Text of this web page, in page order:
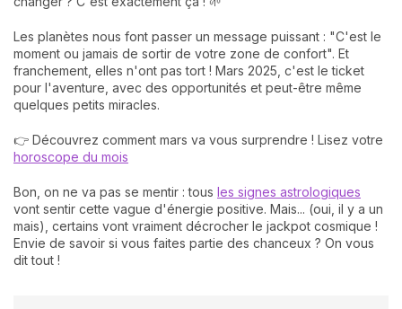
Les planètes nous font passer un message puissant : "C'est le
moment ou jamais de sortir de votre zone de confort". Et
franchement, elles n'ont pas tort ! Mars 2025, c'est le ticket
pour l'aventure, avec des opportunités et peut-être même
quelques petits miracles.
👉 Découvrez comment mars va vous surprendre ! Lisez votre
horoscope du mois
Bon, on ne va pas se mentir : tous les signes astrologiques
vont sentir cette vague d'énergie positive. Mais... (oui, il y a un
mais), certains vont vraiment décrocher le jackpot cosmique !
Envie de savoir si vous faites partie des chanceux ? On vous
dit tout !